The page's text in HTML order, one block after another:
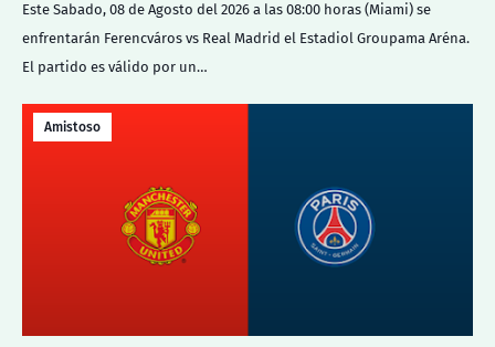
Este Sabado, 08 de Agosto del 2026 a las 08:00 horas (Miami) se
enfrentarán Ferencváros vs Real Madrid el Estadiol Groupama Aréna.
El partido es válido por un…
Amistoso